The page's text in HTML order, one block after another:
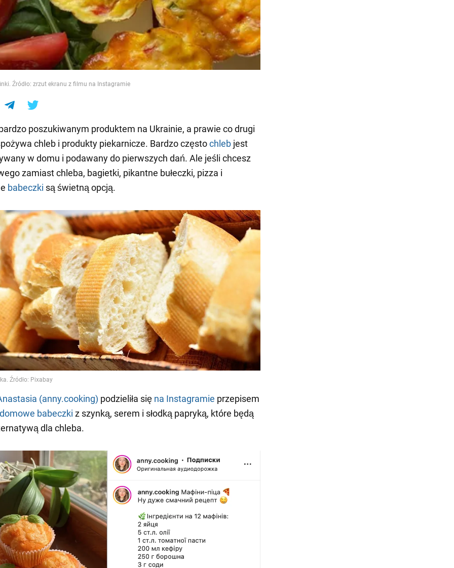
Źródło: zrzut ekranu z filmu na Instagramie
poszukiwanym produktem na Ukrainie, a prawie co drugi
chleb i produkty piekarnicze. Bardzo częstochleb jest
w domu i podawany do pierwszych dań. Ale jeśli chcesz
zamiast chleba, bagietki, pikantne bułeczki, pizza i
babeczki są świetną opcją.
(anny.cooking) podzieliła się na Instagramie przepisem
domowe babeczki z szynką, serem i słodką papryką, które będą
dla chleba.